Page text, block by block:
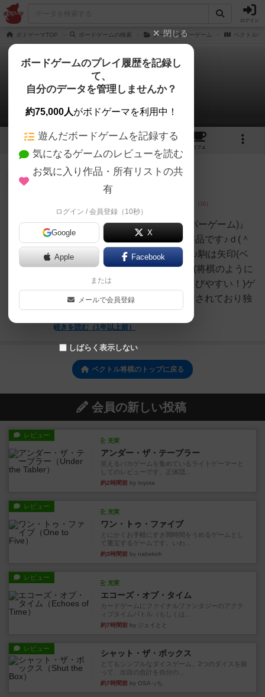
ログイン
ボドゲーマTOP ボードゲームの検索 グーチョキパーゲーム ベクトル将
ベクトル将棋
1件のレビュー
3 1
カフェ
84名 0 画像
『ベクトル将棋(裏：グーチョキパーゲーム)』
リバーシブルで遊べる小型将棋作品です♪ｄ(＾
＾)初期配置は自由♪持ち駒制です♪駒は矢印(ベ
クトル)の方向に１マス進みます♪(将棋のように
駒の動きを暗記しなくてＯＫで遊びやすい！)ゲ
ームとしては左右非対称駒も採用されており独
特な面白...
続きを読む（1年以上前）
ベクトル将棋のトップに戻る
会員の新しい投稿
レビュー
充実
アンダー・ザ・テーブラー
笑えるバカゲームを集めているライトゲーマーと
してのレビューです。正体隠...
約2時間前 by toyota
レビュー
充実
ワン・トゥ・ファイブ
とにかくお手軽にすき間時間をうめるゲームとし
て重宝するゲームです。いわ...
約3時間前 by nabekoh
レビュー
充実
エコーズ・オブ・タイム
カードゲームにファイナルファンタジーのアクテ
ィブタイムバトル（もしくは...
約7時間前 by ジェイとと
レビュー シャット・ザ・ボックス
とてもシンプルなダイスゲーム。2つのダイスを振
って、出目の合計を自分の...
約7時間前 by OSAっち
閉じる
ボードゲームのプレイ履歴を記録し
て、
自分のデータを管理しませんか？
約75,000人がボドゲーマを利用中！
遊んだボードゲームを記録する
気になるゲームのレビューを読む
お気に入り作品・所有リストの共
有
ログイン / 会員登録（10秒）
Google X
Apple Facebook
または
メールで会員登録
しばらく表示しない